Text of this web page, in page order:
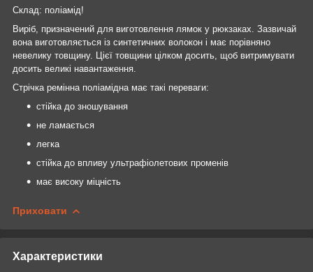
Склад: поліамід!
Виріб, призначений для виготовлення лямок у рюкзаках. Зазвичай
вона виготовляється із синтетичних волокон і має порівняно
невелику товщину. Цієї товщини цілком досить, щоб витримувати
досить великі навантаження.
Стрічка ремінна поліамідна має такі переваги:
стійка до зношування
не ламається
легка
стійка до впливу ультрафіолетових променів
має високу міцність
Приховати
Характеристики